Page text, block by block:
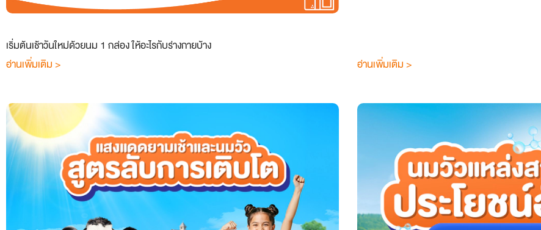
เริ่มต้นเช้าวันใหม่ด้วยนม 1 กล่อง ให้อะไรกับร่างกายบ้าง
อ่านเพิ่มเติม >
อ่านเพิ่มเติม >